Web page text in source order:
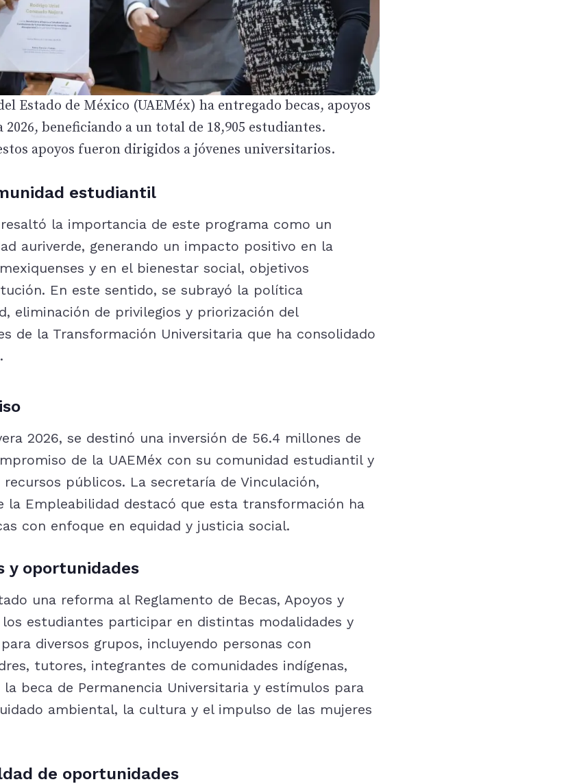
Estado de México (UAEMéx) ha entregado becas, apoyos
beneficiando a un total de 18,905 estudiantes.
apoyos fueron dirigidos a jóvenes universitarios.
estudiantil
la importancia de este programa como un
auriverde, generando un impacto positivo en la
y en el bienestar social, objetivos
En este sentido, se subrayó la política
eliminación de privilegios y priorización del
de la Transformación Universitaria que ha consolidado
2026, se destinó una inversión de 56.4 millones de
de la UAEMéx con su comunidad estudiantil y
públicos. La secretaría de Vinculación,
la Empleabilidad destacó que esta transformación ha
con enfoque en equidad y justicia social.
y oportunidades
una reforma al Reglamento de Becas, Apoyos y
estudiantes participar en distintas modalidades y
diversos grupos, incluyendo personas con
tutores, integrantes de comunidades indígenas,
beca de Permanencia Universitaria y estímulos para
ambiental, la cultura y el impulso de las mujeres
de oportunidades